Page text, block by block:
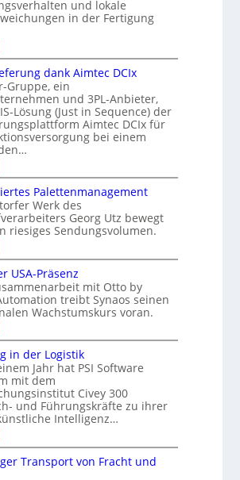
und lokale
in der Fertigung
dank Aimtec DCIx
Gruppe, ein
und 3PL-Anbieter,
Lösung (Just in Sequence) der
Aimtec DCIx für
bei einem
Palettenmanagement
Werk des
Georg Utz bewegt
riesiges Sendungsvolumen.
USA-Präsenz
mit Otto by
treibt Synaos seinen
Wachstumskurs voran.
in der Logistik
Jahr hat PSI Software
mit dem
Civey 300
und Führungskräfte zu ihrer
Intelligenz…
Transport von Fracht und